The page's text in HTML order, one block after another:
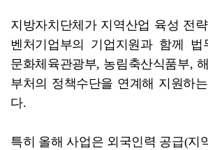
지방자치단체가 지역산업 육성 전
벤처기업부의 기업지원과 함께 법
문화체육관광부, 농림축산식품부,
부처의 정책수단을 연계해 지원하
다.
특히 올해 사업은 외국인력 공급(지